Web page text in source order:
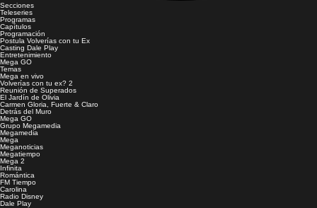
Secciones
Teleseries
Programas
Capítulos
Programación
Postula Volverías con tu Ex
Casting Dale Play
Entretenimiento
Mega GO
Temas
Mega en vivo
Volverías con tu ex? 2
Reunión de Superados
El Jardín de Olivia
Carmen Gloria, Fuerte & Claro
Detrás del Muro
Mega GO
Grupo Megamedia
Megamedia
Mega
Meganoticias
Megatiempo
Mega 2
Infinita
Romántica
FM Tiempo
Carolina
Radio Disney
Dale Play